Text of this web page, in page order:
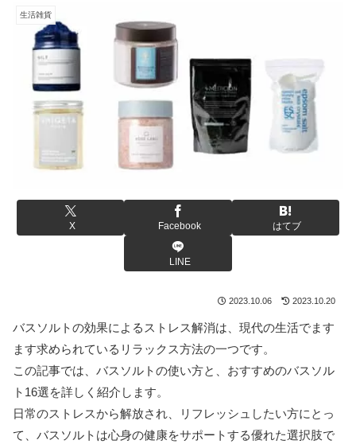
生活雑貨
X Facebook はてブ
LINE
2023.10.06 2023.10.20
バスソルトの効果によるストレス解消は、現代の生活でます
ます求められているリラックス方法の一つです。
この記事では、バスソルトの使い方と、おすすめのバスソル
ト16選を詳しく紹介します。
日常のストレスから解放され、リフレッシュしたい方にとっ
て、バスソルトは心身の健康をサポートする優れた選択肢で